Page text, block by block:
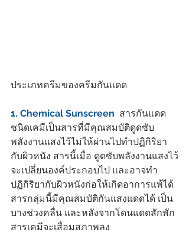
ประเภทครีมของครีมกันแดด
1. Chemical Sunscreen
  สารกันแดด
ชนิดเคมีเป็นสารที่มีคุณสมบัติดูดซับ
พลังงานแสงไว้ไม่ให้ผ่านไปทำปฏิกิริยา
กับผิวหนัง สารนี้เมื่อ ดูดซับพลังงานแสงไว้
จะเปลี่ยนองค์ประกอบไป และอาจทำ
ปฏิกิริยากับผิวหนังก่อให้เกิดอาการแพ้ได้
สารกลุ่มนี้มีคุณสมบัติกันแสงแดดได้ เป็น
บางช่วงคลื่น และหลังจากโดนแดดสักพัก
สารเคมีจะเสื่อมสภาพลง